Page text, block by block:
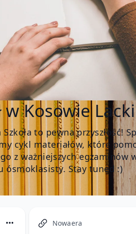
w Kosowie
to pewna przyszłość!
cykl materiałów, które
z ważniejszych egzaminów
ósmoklasisty. Stay tuned :)
Nowaera